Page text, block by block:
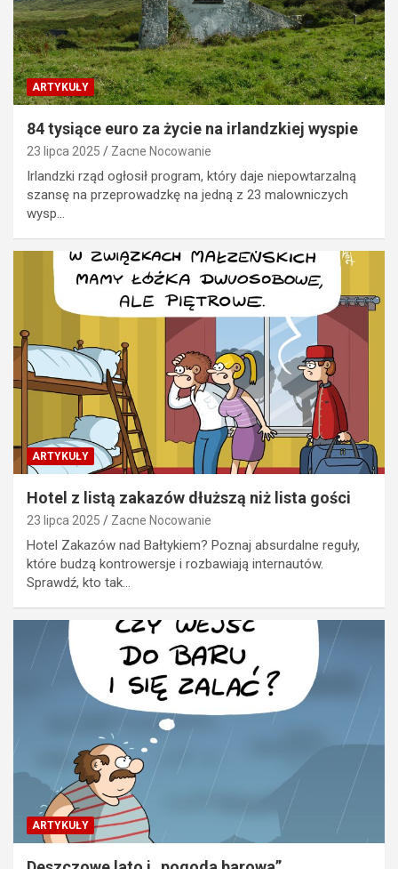
ARTYKUŁY
84 tysiące euro za życie na irlandzkiej wyspie
23 lipca 2025 Zacne Nocowanie
Irlandzki rząd ogłosił program, który daje niepowtarzalną
szansę na przeprowadzkę na jedną z 23 malowniczych
wysp…
ARTYKUŁY
Hotel z listą zakazów dłuższą niż lista gości
23 lipca 2025 Zacne Nocowanie
Hotel Zakazów nad Bałtykiem? Poznaj absurdalne reguły,
które budzą kontrowersje i rozbawiają internautów.
Sprawdź, kto tak…
ARTYKUŁY